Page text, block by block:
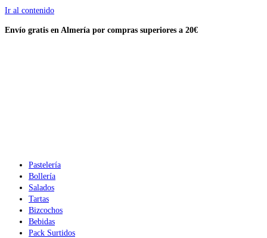
Ir al contenido
Envío gratis en Almería por compras superiores a 20€
Pastelería
Bollería
Salados
Tartas
Bizcochos
Bebidas
Pack Surtidos